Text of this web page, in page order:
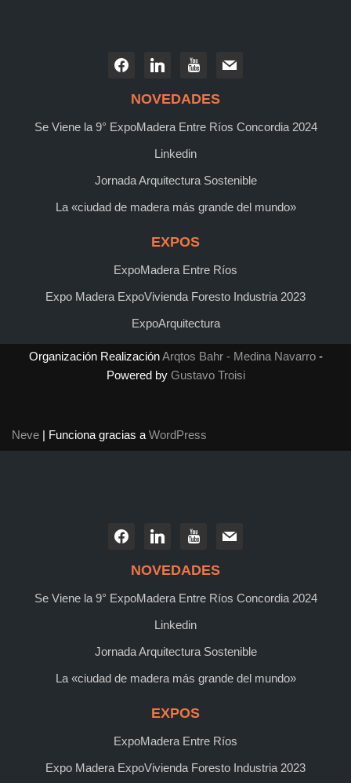
NOVEDADES
Se Viene la 9° ExpoMadera Entre Ríos Concordia 2024
Linkedin
Jornada Arquitectura Sostenible
La «ciudad de madera más grande del mundo»
EXPOS
ExpoMadera Entre Ríos
Expo Madera ExpoVivienda Foresto Industria 2023
ExpoArquitectura
Organización RealizaciónArqtos Bahr - Medina Navarro-
Powered by Gustavo Troisi
Neve | Funciona gracias a WordPress
NOVEDADES
Se Viene la 9° ExpoMadera Entre Ríos Concordia 2024
Linkedin
Jornada Arquitectura Sostenible
La «ciudad de madera más grande del mundo»
EXPOS
ExpoMadera Entre Ríos
Expo Madera ExpoVivienda Foresto Industria 2023